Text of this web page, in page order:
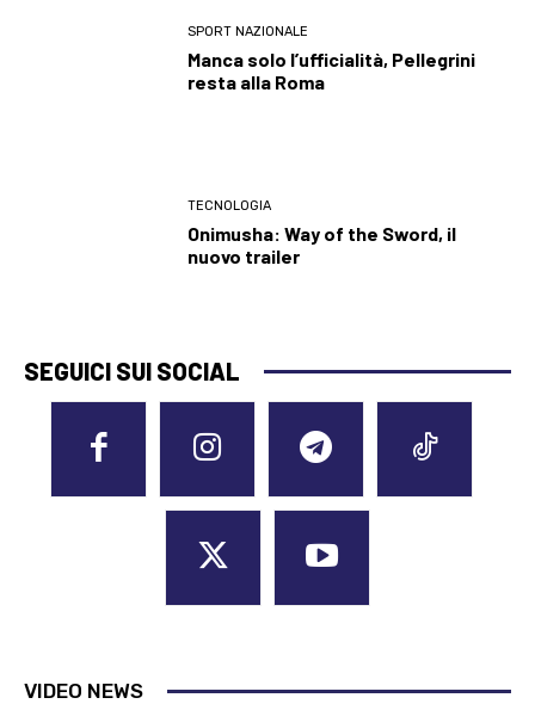
SPORT NAZIONALE
Manca solo l’ufficialità, Pellegrini
resta alla Roma
TECNOLOGIA
Onimusha: Way of the Sword, il
nuovo trailer
SEGUICI SUI SOCIAL
VIDEO NEWS